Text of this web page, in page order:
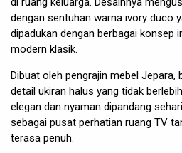
dengan sentuhan warna ivory duco
dipadukan dengan berbagai konsep
modern klasik.
Dibuat oleh pengrajin mebel Jepara,
detail ukiran halus yang tidak
elegan dan nyaman dipandang
sebagai pusat perhatian ruang TV
terasa penuh.